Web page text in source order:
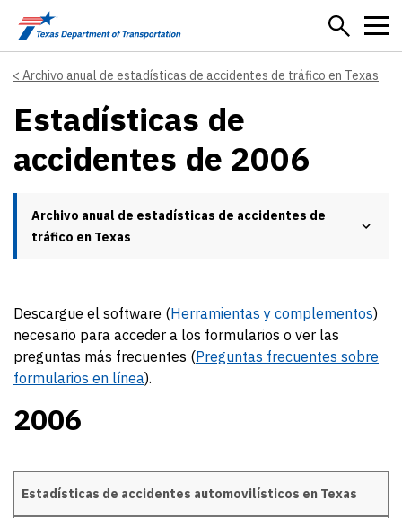
Skip to main content
Archivo anual de estadísticas de accidentes de tráfico en Texas
Estadísticas de
accidentes de 2006
Archivo anual de estadísticas de accidentes de
tráfico en Texas
Descargue el software (Herramientas y complementos)
necesario para acceder a los formularios o ver las
preguntas más frecuentes (Preguntas frecuentes sobre
formularios en línea).
2006
Estadísticas de accidentes automovilísticos en Texas